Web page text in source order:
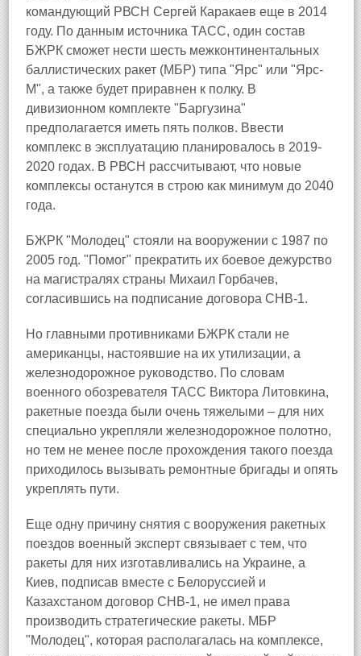
командующий РВСН Сергей Каракаев еще в 2014
году. По данным источника ТАСС, один состав
БЖРК сможет нести шесть межконтинентальных
баллистических ракет (МБР) типа "Ярс" или "Ярс-
М", а также будет приравнен к полку. В
дивизионном комплекте "Баргузина"
предполагается иметь пять полков. Ввести
комплекс в эксплуатацию планировалось в 2019-
2020 годах. В РВСН рассчитывают, что новые
комплексы останутся в строю как минимум до 2040
года.
БЖРК "Молодец" стояли на вооружении с 1987 по
2005 год. "Помог" прекратить их боевое дежурство
на магистралях страны Михаил Горбачев,
согласившись на подписание договора СНВ-1.
Но главными противниками БЖРК стали не
американцы, настоявшие на их утилизации, а
железнодорожное руководство. По словам
военного обозревателя ТАСС Виктора Литовкина,
ракетные поезда были очень тяжелыми – для них
специально укрепляли железнодорожное полотно,
но тем не менее после прохождения такого поезда
приходилось вызывать ремонтные бригады и опять
укреплять пути.
Еще одну причину снятия с вооружения ракетных
поездов военный эксперт связывает с тем, что
ракеты для них изготавливались на Украине, а
Киев, подписав вместе с Белоруссией и
Казахстаном договор СНВ-1, не имел права
производить стратегические ракеты. МБР
"Молодец", которая располагалась на комплексе,